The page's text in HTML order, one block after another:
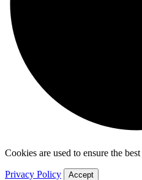
Cookies are used to ensure the
Privacy Policy Accept